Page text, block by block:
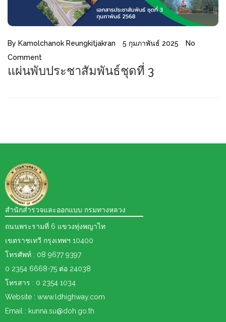
By Kamolchanok Reungkitjakran 5 กุมภาพันธ์ 2025
No
Comment
แผ่นพับประชาสัมพันธ์ชุดที่ 3
สำนักสำรวจและออกแบบ กรมทางหลวง
ถนนพระรามที่ 6 แขวงทุ่งพญาไท
เขตราชเทวี กรุงเทพฯ 10400
โทรศัพท์ : 08 9677 9397
0 2354 6668-75 ต่อ 24038
โทรสาร : 0 2354 1034
Website : www.ldhighway.com
Email : kunna.su@doh.go.th